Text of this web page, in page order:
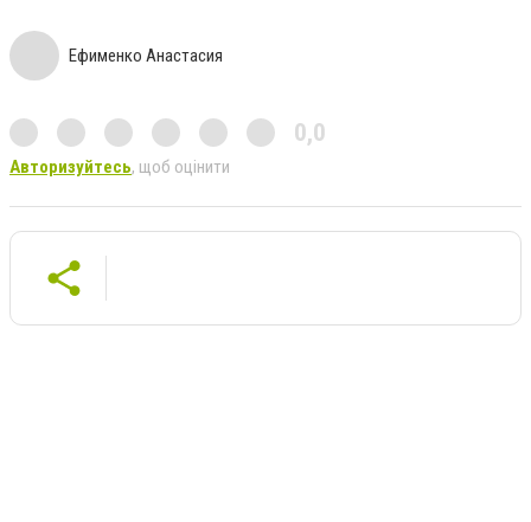
Ефименко Анастасия
0,0
Авторизуйтесь, щоб оцінити